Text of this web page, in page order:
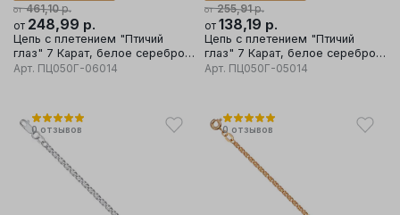
от 461,10р.
от 248,99 р.
Цепь с плетением "Птичий
глаз" 7 Карат, белое серебро
925 проба
Арт. ПЦ050Г-06014
от 255,91р.
от 138,19 р.
Цепь с плетением "Птичий
глаз" 7 Карат, белое серебро
925 проба
Арт. ПЦ050Г-05014
0 отзывов 0 отзывов